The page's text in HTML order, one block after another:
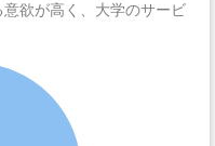
欲が高く、大学のサービ